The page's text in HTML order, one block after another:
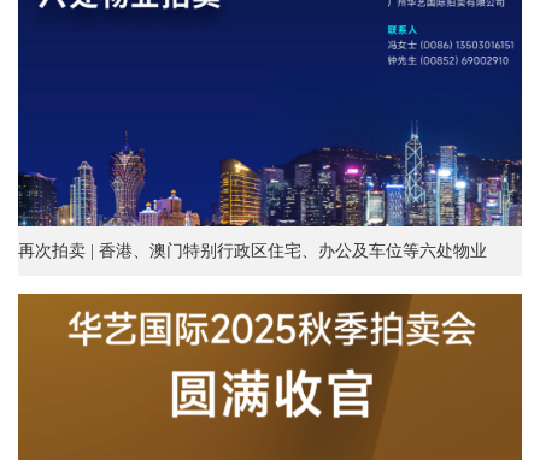
再次拍卖 | 香港、澳门特别行政区住宅、办公及车位等六处物业